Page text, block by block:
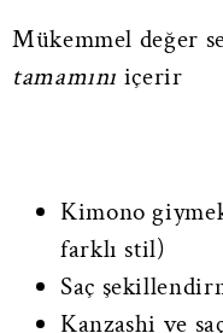
Mükemmel değer
tamamını içerir
Kimono
farklı stil)
Saç
Kanzashi ve